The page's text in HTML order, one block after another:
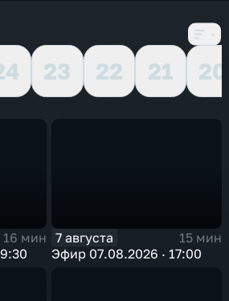
23 22 21
20
16 мин
7 августа
15 мин
Эфир 07.08.2026 · 17:00